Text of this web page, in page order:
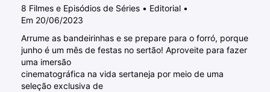
8 Filmes e Episódios de Séries • Editorial •
Em 20/06/2023
Arrume as bandeirinhas e se prepare para o forró, porque
junho é um mês de festas no sertão! Aproveite para fazer
uma imersão
cinematográfica na vida sertaneja por meio de uma
seleção exclusiva de